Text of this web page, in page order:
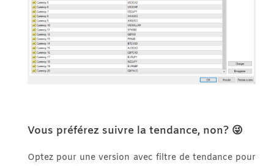
Vous préférez suivre la tendance, non? 😜
Optez pour une version avec filtre de tendance pour